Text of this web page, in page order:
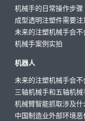
机械手的日常操作步骤
成型透明注塑件需要注
未来的注塑机械手会不
机械手案例实拍
机器人
未来的注塑机械手会不
三轴机械手和五轴机械
机械臂智能抓取涉及什
中国制造业外部环境恶